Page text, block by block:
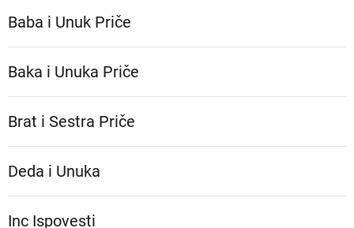
Baba i Unuk Priče
Baka i Unuka Pričе
Brat i Sestra Priče
Deda i Unuka
Inc Ispovesti